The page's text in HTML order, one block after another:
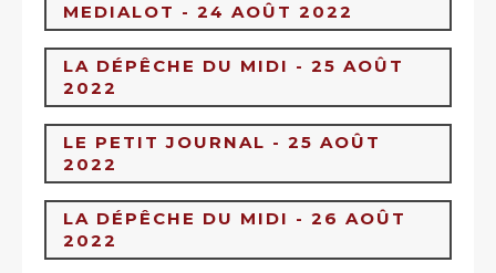
MEDIALOT - 24 AOÛT 2022
LA DÉPÊCHE DU MIDI - 25 AOÛT
2022
LE PETIT JOURNAL - 25 AOÛT
2022
LA DÉPÊCHE DU MIDI - 26 AOÛT
2022